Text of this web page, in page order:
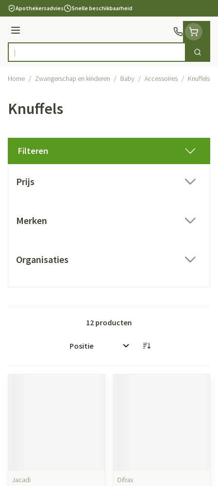
Ga naar de inhoud
Apothekersadvies Snelle beschikbaarheid
Menu
Product, merk, categorie... Zoek
Home / Zwangerschap en kinderen / Baby / Accessoires / Knuffels
Knuffels
Filteren
Prijs
Merken
Organisaties
12 producten
Sorteer op:
Jacadi
Difrax